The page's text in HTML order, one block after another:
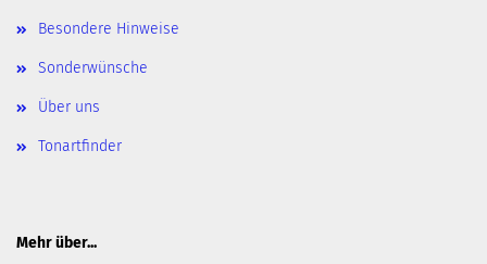
Besondere Hinweise
Sonderwünsche
Über uns
Tonartfinder
Mehr über...